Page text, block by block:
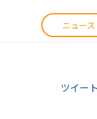
ニュース
ツイート